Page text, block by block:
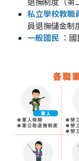
私立學校教職
員退撫儲金制
一般國民 ：